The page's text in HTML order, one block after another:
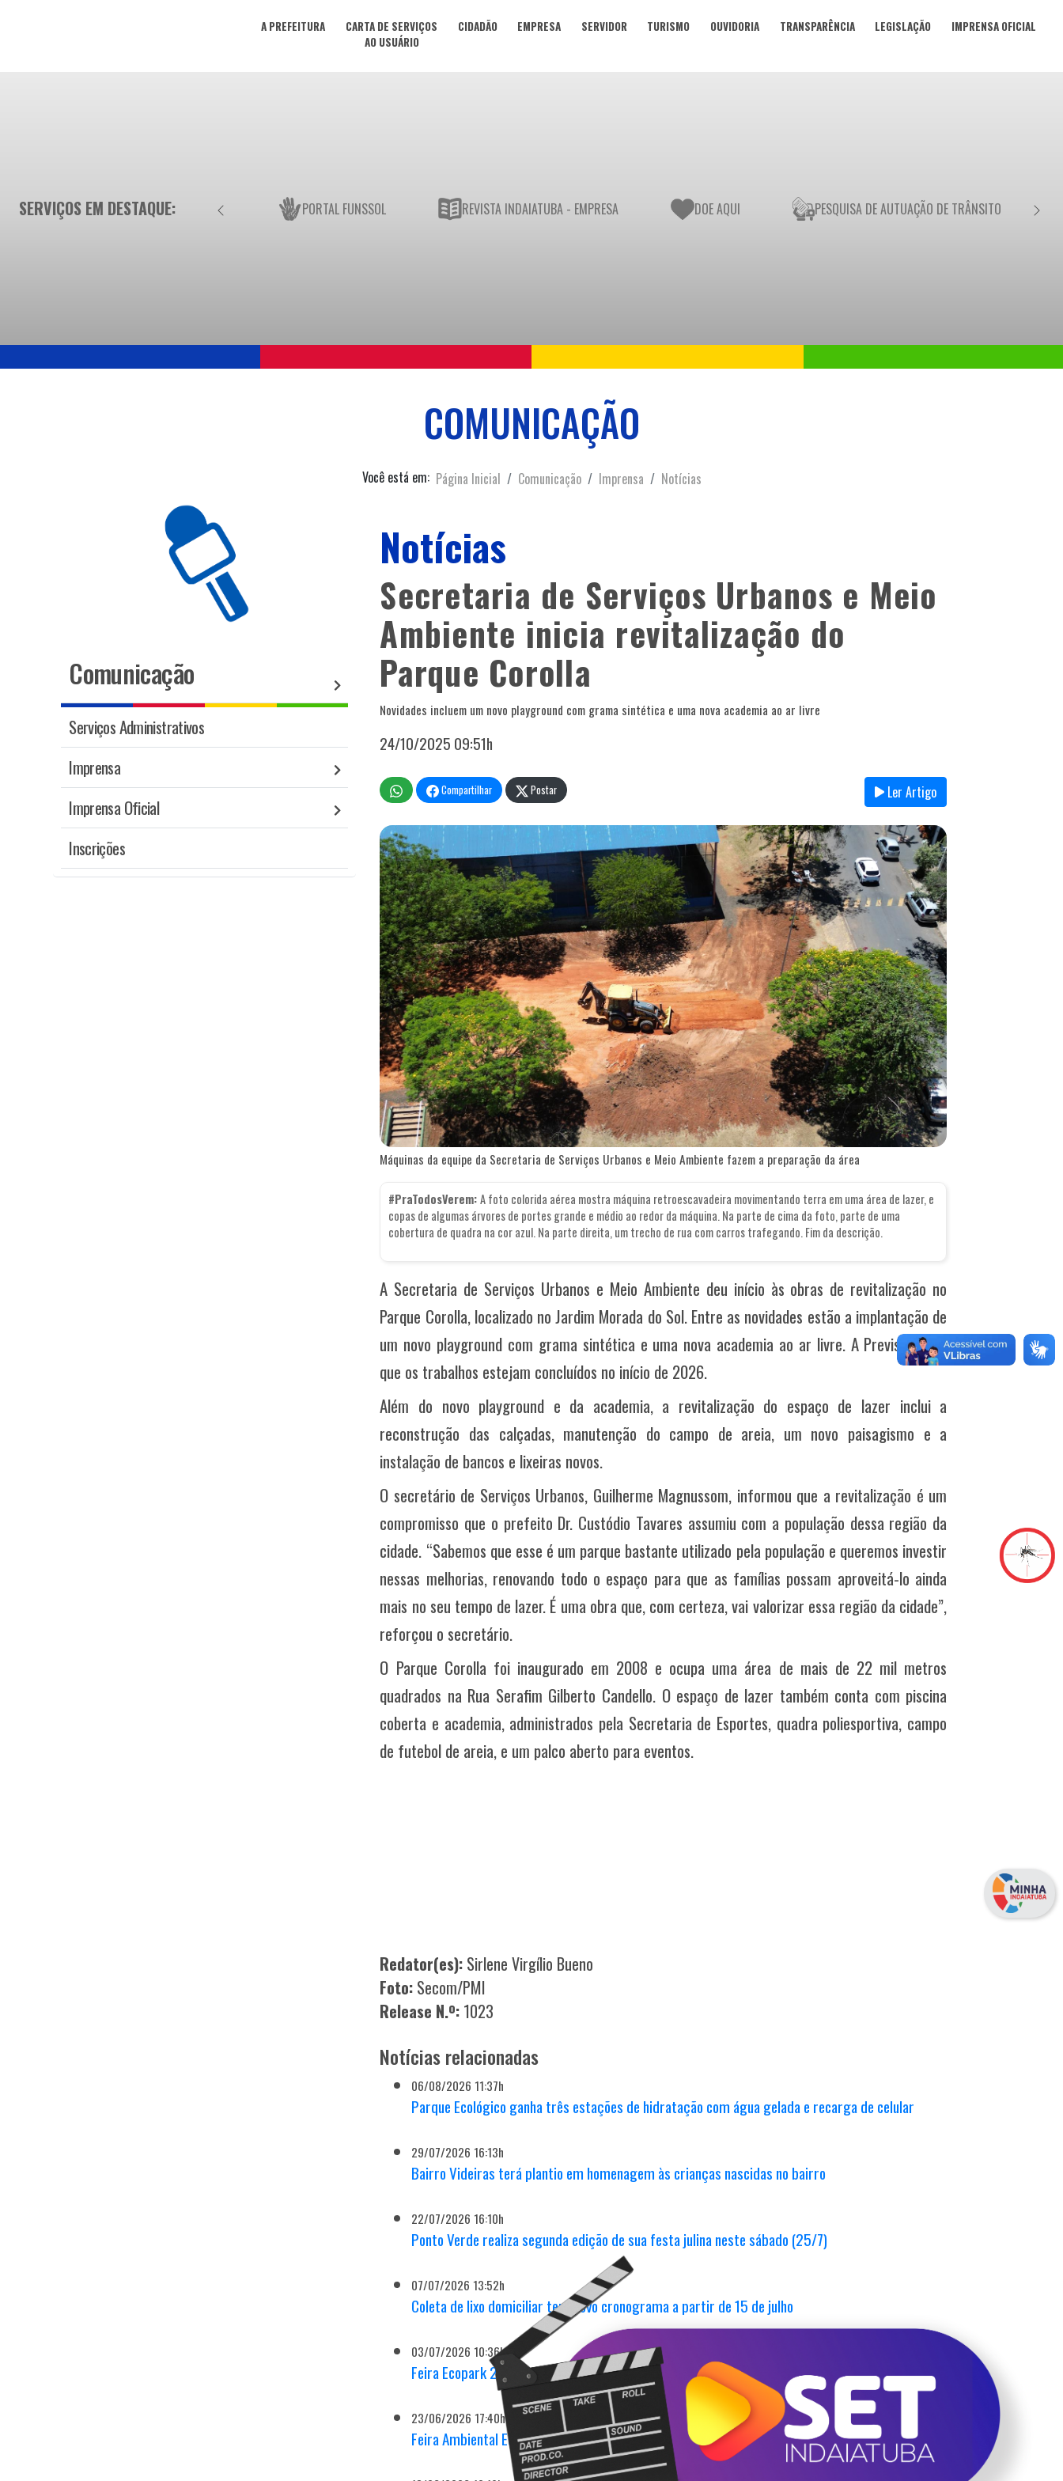
A PREFEITURA
CARTA DE SERVIÇOS
AO USUÁRIO
CIDADÃO EMPRESA SERVIDOR TURISMO OUVIDORIA TRANSPARÊNCIA LEGISLAÇÃO IMPRENSA OFICIAL
SERVIÇOS EM DESTAQUE: PORTAL FUNSSOL REVISTA INDAIATUBA - EMPRESA DOE AQUI PESQUISA DE AUTUAÇÃO DE TRÂNSITO
COMUNICAÇÃO
Você está em: Página Inicial Comunicação Imprensa Notícias
Comunicação
Serviços Administrativos
Imprensa
Imprensa Oficial
Inscrições
Notícias
Secretaria de Serviços Urbanos e Meio
Ambiente inicia revitalização do
Parque Corolla
Novidades incluem um novo playground com grama sintética e uma nova academia ao ar livre
24/10/2025 09:51h
Compartilhar Postar Ler Artigo
Máquinas da equipe da Secretaria de Serviços Urbanos e Meio Ambiente fazem a preparação da área
#PraTodosVerem:A foto colorida aérea mostra máquina retroescavadeira movimentando terra em uma área de lazer, e
copas de algumas árvores de portes grande e médio ao redor da máquina. Na parte de cima da foto, parte de uma
cobertura de quadra na cor azul. Na parte direita, um trecho de rua com carros trafegando. Fim da descrição.
A Secretaria de Serviços Urbanos e Meio Ambiente deu início às obras de revitalização no
Parque Corolla, localizado no Jardim Morada do Sol. Entre as novidades estão a implantação de
um novo playground com grama sintética e uma nova academia ao ar livre. A Previsão é de
que os trabalhos estejam concluídos no início de 2026.
Além do novo playground e da academia, a revitalização do espaço de lazer inclui a
reconstrução das calçadas, manutenção do campo de areia, um novo paisagismo e a
instalação de bancos e lixeiras novos.
O secretário de Serviços Urbanos, Guilherme Magnussom, informou que a revitalização é um
compromisso que o prefeito Dr. Custódio Tavares assumiu com a população dessa região da
cidade. “Sabemos que esse é um parque bastante utilizado pela população e queremos investir
nessas melhorias, renovando todo o espaço para que as famílias possam aproveitá-lo ainda
mais no seu tempo de lazer. É uma obra que, com certeza, vai valorizar essa região da cidade”,
reforçou o secretário.
O Parque Corolla foi inaugurado em 2008 e ocupa uma área de mais de 22 mil metros
quadrados na Rua Serafim Gilberto Candello. O espaço de lazer também conta com piscina
coberta e academia, administrados pela Secretaria de Esportes, quadra poliesportiva, campo
de futebol de areia, e um palco aberto para eventos.
Redator(es): Sirlene Virgílio Bueno
Foto: Secom/PMI
Release N.º: 1023
Notícias relacionadas
06/08/2026 11:37h
Parque Ecológico ganha três estações de hidratação com água gelada e recarga de celular
29/07/2026 16:13h
Bairro Videiras terá plantio em homenagem às crianças nascidas no bairro
22/07/2026 16:10h
Ponto Verde realiza segunda edição de sua festa julina neste sábado (25/7)
07/07/2026 13:52h
Coleta de lixo domiciliar terá novo cronograma a partir de 15 de julho
03/07/2026 10:36h
Feira Ecopark 2026 atrai 50 mil pessoas e consolida ações de sustentabilidade em Indaiatuba
23/06/2026 17:40h
Feira Ambiental Ecopark 2026 promove experiências imersivas, educação ambiental e lazer